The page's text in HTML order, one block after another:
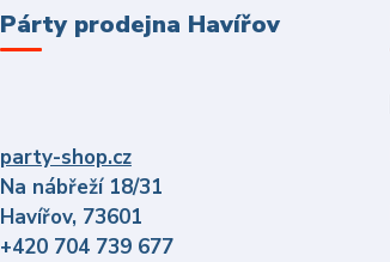
Párty prodejna Havířov
party-shop.cz
Na nábřeží 18/31
Havířov, 73601
+420 704 739 677